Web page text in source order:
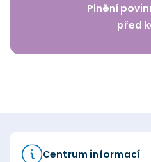
Plnění
před
Centrum informací